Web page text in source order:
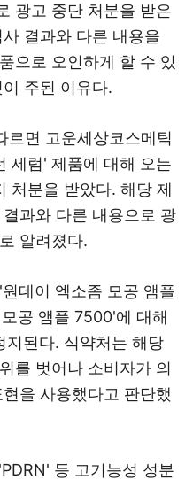
광고 중단 처분을 받은
결과와 다른 내용을
으로 오인하게 할 수 있
주된 이유다.
르면 고운세상코스메틱
세럼' 제품에 대해 오는
처분을 받았다. 해당 제
과와 다른 내용으로 광
알려졌다.
데이 엑소좀 모공 앰플
공 앰플 7500'에 대해
지된다. 식약처는 해당
를 벗어나 소비자가 의
을 사용했다고 판단했
등 고기능성 성분